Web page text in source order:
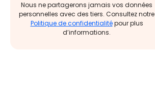
Nous ne partagerons jamais vos données
personnelles avec des tiers. Consultez notre
Politique de confidentialitépour plus
d’informations.